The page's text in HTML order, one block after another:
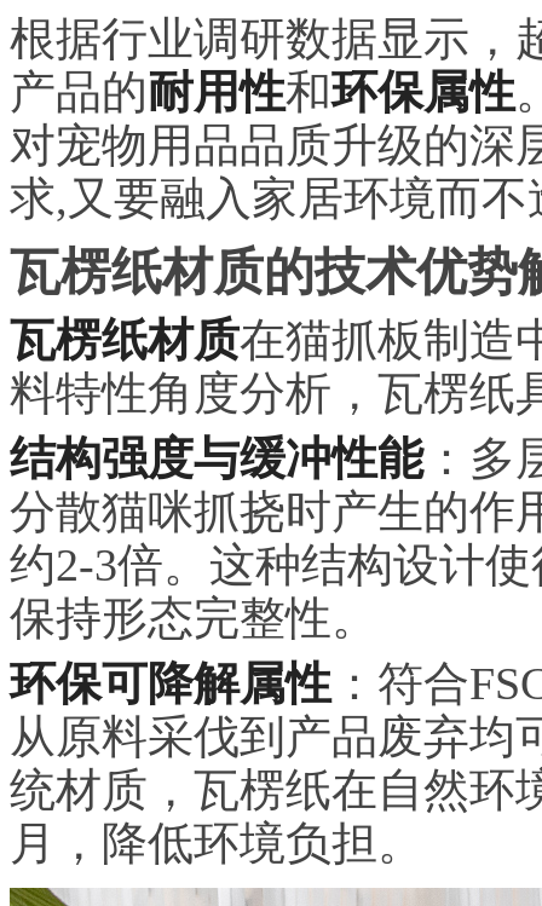
根据行业调研数据显示，
产品的耐用性和环保属性
对宠物用品品质升级的
求,又要融入家居环境而
瓦楞纸材质的技术优势
瓦楞纸材质在猫抓板制造
料特性角度分析，瓦楞纸
结构强度与缓冲性能：多
分散猫咪抓挠时产生的作
约2-3倍。这种结构设计
保持形态完整性。
环保可降解属性 ：符合
从原料采伐到产品废弃均
统材质，瓦楞纸在自然环
月，降低环境负担。